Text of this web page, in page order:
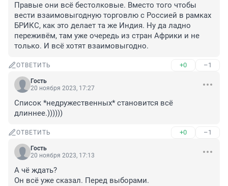
Правые они всё бестолковые. Вместо того чтобы
вести взаимовыгодную торговлю с Россией в рамках
БРИКС, как это делает та же Индия. Ну да ладно
переживём, там уже очередь из стран Африки и не
только. И всё хотят взаимовыгодно.
ОТВЕТИТЬ +0 –1
Гость
20 ноября 2023, 17:27
Список *недружественных* становится всё
длиннее.))))))
ОТВЕТИТЬ +0 –1
Гость
20 ноября 2023, 17:13
А чё ждать?
Он всё уже сказал. Перед выборами.